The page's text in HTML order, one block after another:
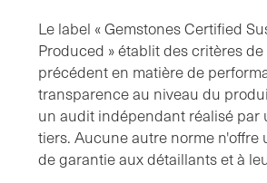
Le label « Gemstones Certified
Produced » établit des critères
précédent en matière de
transparence au niveau du
un audit indépendant réalisé par
tiers. Aucune autre norme n'offre
de garantie aux détaillants et à